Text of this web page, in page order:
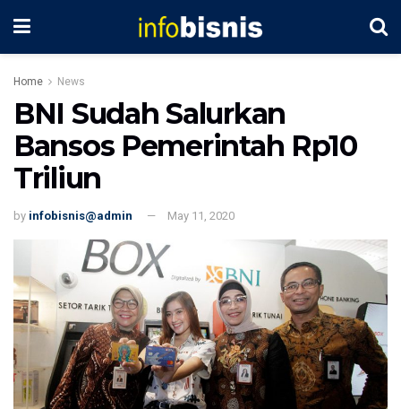
Home News
BNI Sudah Salurkan
Bansos Pemerintah Rp10
Triliun
by infobisnis@admin May 11, 2020